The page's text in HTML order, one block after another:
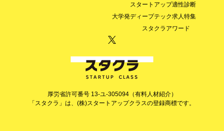
スタートアップ適性診断
大学発ディープテック求人特集
スタクラアワード
厚労省許可番号 13-ユ-305094（有料人材紹介）
「スタクラ」は、(株)スタートアップクラスの登録商標です。